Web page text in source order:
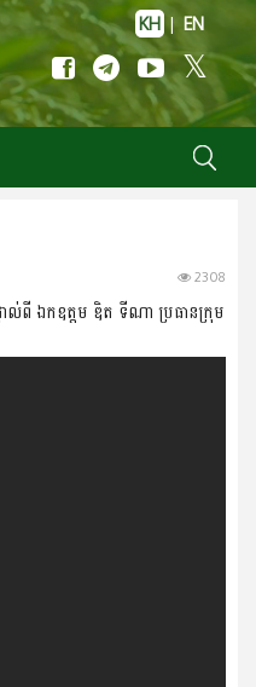
KH | EN
2308
ទាល់ពី ឯកឧត្តម ឌិត ទីណា ប្រធានក្រុម